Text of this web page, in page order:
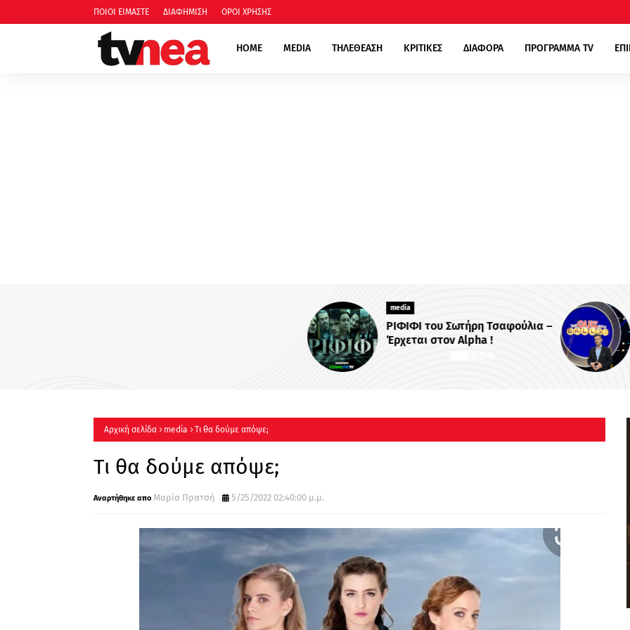
ΠΟΙΟΙ ΕΙΜΑΣΤΕ ΔΙΑΦΗΜΙΣΗ ΟΡΟΙ ΧΡΗΣΗΣ
HOME MEDIA ΤΗΛΕΘΕΑΣΗ ΚΡΙΤΙΚΕΣ ΔΙΑΦΟΡΑ ΠΡΟΓΡΑΜΜΑ TV
ΡΙΦΙΦΙ του Σωτήρη Τσαφούλια –
Το «The Quiz with Balls!» έρχεται
στο νέο πρόγραμμα του ΣΚΑΪ
Αρχική σελίδα media Τι θα δούμε απόψε;
Τι θα δούμε απόψε;
Μαρία Πρατσή 5/25/2022 02:40:00 μ.μ.